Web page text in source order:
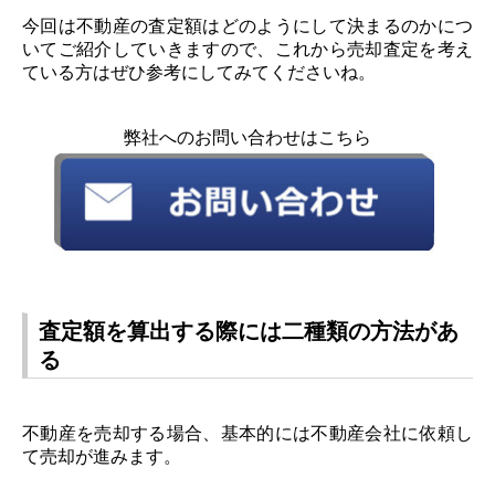
今回は不動産の査定額はどのようにして決まるのかにつ
いてご紹介していきますので、これから売却査定を考え
ている方はぜひ参考にしてみてくださいね。
弊社へのお問い合わせはこちら
査定額を算出する際には二種類の方法があ
る
不動産を売却する場合、基本的には不動産会社に依頼し
て売却が進みます。